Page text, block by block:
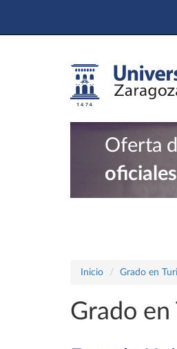
Oferta
oficiales
Inicio Grado en
Grado en